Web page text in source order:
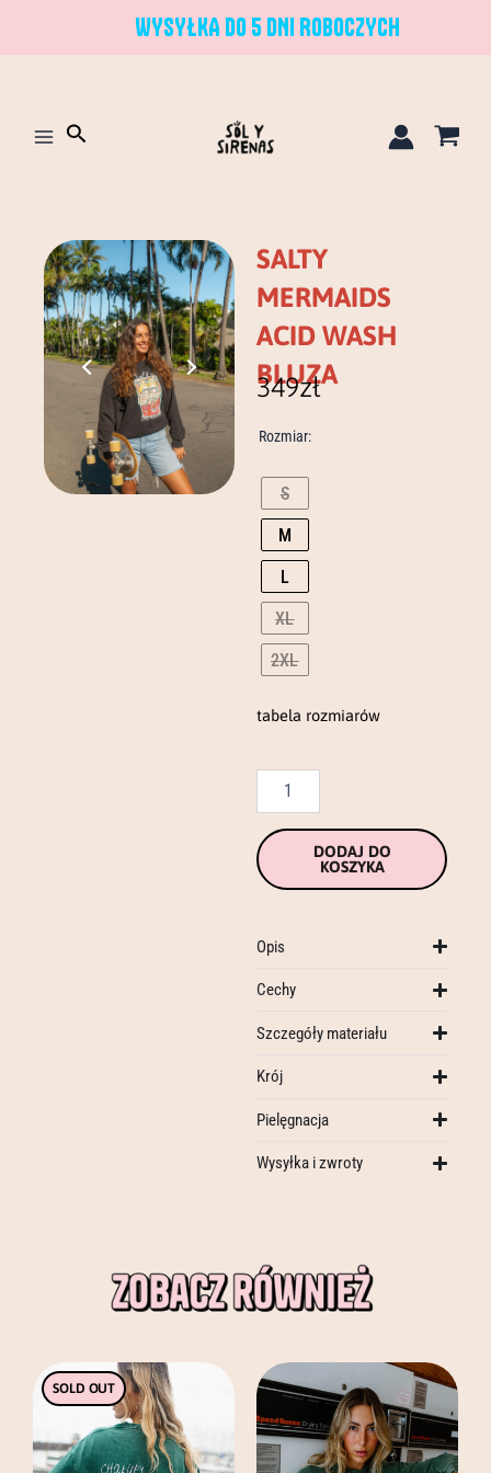
WYSYŁKA DO 5 DNI ROBOCZYCH
Szukaj
SALTY
MERMAIDS
ACID WASH
BLUZA
349zł
Rozmiar:
S
M
L
XL
2XL
tabela rozmiarów
salty
acid
wash
bluza
DODAJ DO
KOSZYKA
Opis
Cechy
Szczegóły materiału
Krój
Pielęgnacja
Wysyłka i zwroty
SOLD OUT
Ten
produkt
ma
wiele
produkt
ma
wiele